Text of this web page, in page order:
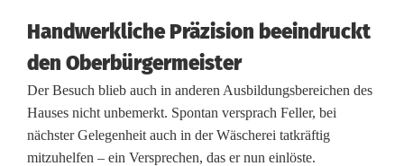
s
F
e
l
Handwerkliche Präzision beeindruckt
den Oberbürgermeister
Der Besuch blieb auch in anderen Ausbildungsbereichen des
Hauses nicht unbemerkt. Spontan versprach Feller, bei
nächster Gelegenheit auch in der Wäscherei tatkräftig
mitzuhelfen – ein Versprechen, das er nun einlöste.